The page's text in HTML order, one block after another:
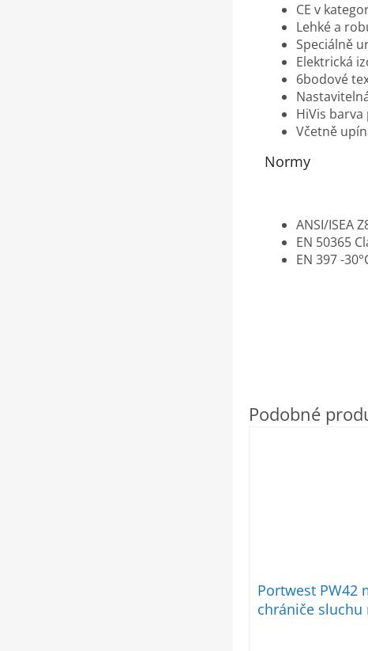
CE v
Lehké a
Speciálně
Elektrická
6bodové
HiVis
Včetně
Normy
ANSI/ISEA
EN 50365
EN 397 -
Portwest PW42
chrániče sluchu